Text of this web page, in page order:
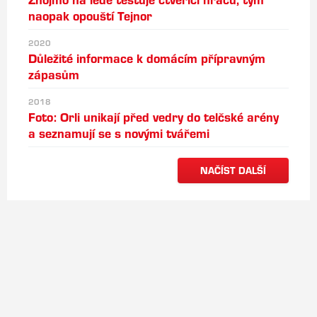
naopak opouští Tejnor
2020
Důležité informace k domácím přípravným
zápasům
2018
Foto: Orli unikají před vedry do telčské arény
a seznamují se s novými tvářemi
NAČÍST DALŠÍ